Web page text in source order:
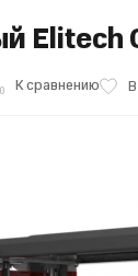
К сравнению